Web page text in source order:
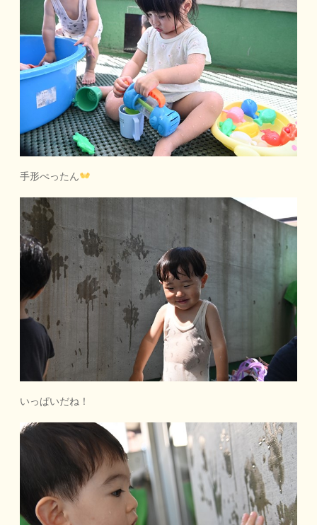
手形ぺったん
いっぱいだね！